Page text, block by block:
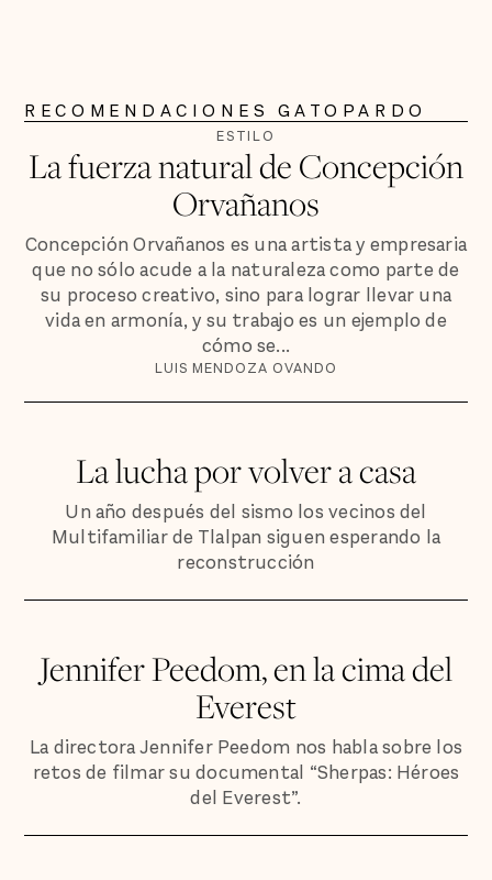
RECOMENDACIONES GATOPARDO
ESTILO
La fuerza natural de Concepción
Orvañanos
Concepción Orvañanos es una artista y empresaria
que no sólo acude a la naturaleza como parte de
su proceso creativo, sino para lograr llevar una
vida en armonía, y su trabajo es un ejemplo de
cómo se...
LUIS MENDOZA OVANDO
La lucha por volver a casa
Un año después del sismo los vecinos del
Multifamiliar de Tlalpan siguen esperando la
reconstrucción
Jennifer Peedom, en la cima del
Everest
La directora Jennifer Peedom nos habla sobre los
retos de filmar su documental “Sherpas: Héroes
del Everest”.